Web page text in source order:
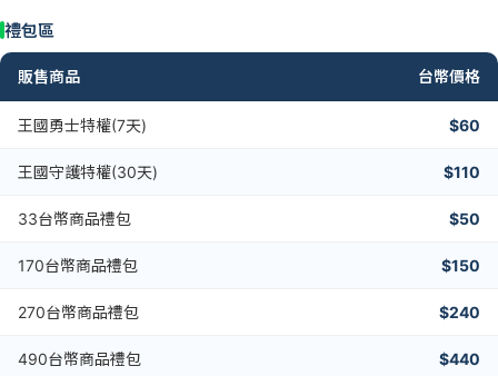
禮包區
販售商品 台幣價格
王國勇士特權(7天) $60
王國守護特權(30天) $110
33台幣商品禮包 $50
170台幣商品禮包 $150
270台幣商品禮包 $240
490台幣商品禮包 $440